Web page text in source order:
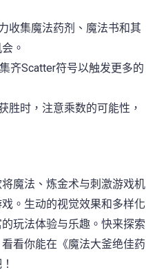
收集魔法药剂、魔法书和其
。
齐Scatter符号以触发更多的
胜时，注意乘数的可能性，
魔法、炼金术与刺激游戏机
。生动的视觉效果和多样化
玩法体验与乐趣。快来探索
看你能在《魔法大釜绝佳药